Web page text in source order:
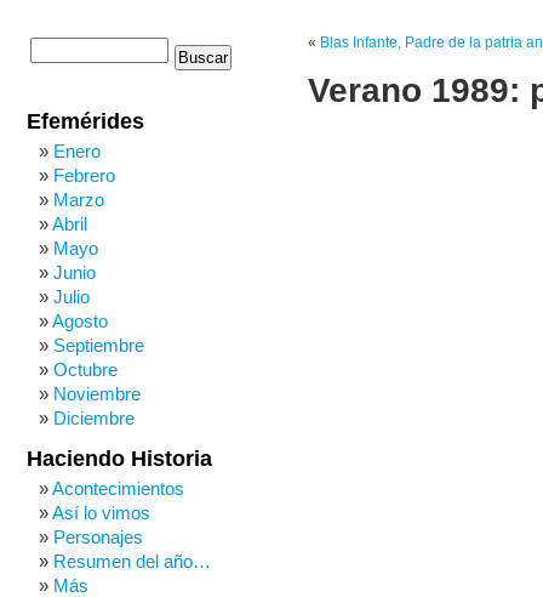
« Blas Infante, Padre de la patria
Verano 1989:
Efemérides
Enero
Febrero
Marzo
Abril
Mayo
Junio
Julio
Agosto
Septiembre
Octubre
Noviembre
Diciembre
Haciendo Historia
Acontecimientos
Así lo vimos
Personajes
Resumen del año…
Más